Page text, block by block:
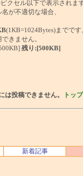
クセル以下で表示されます
が不適切な場合、
(1KB=1024Bytes)までです
きません。
残り:[500KB]
は投稿できません。
トッ
新着記事